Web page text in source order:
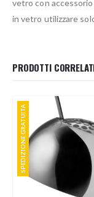
vetro con
in vetro utilizzare
PRODOTTI
SPEDIZIONE GRATUITA